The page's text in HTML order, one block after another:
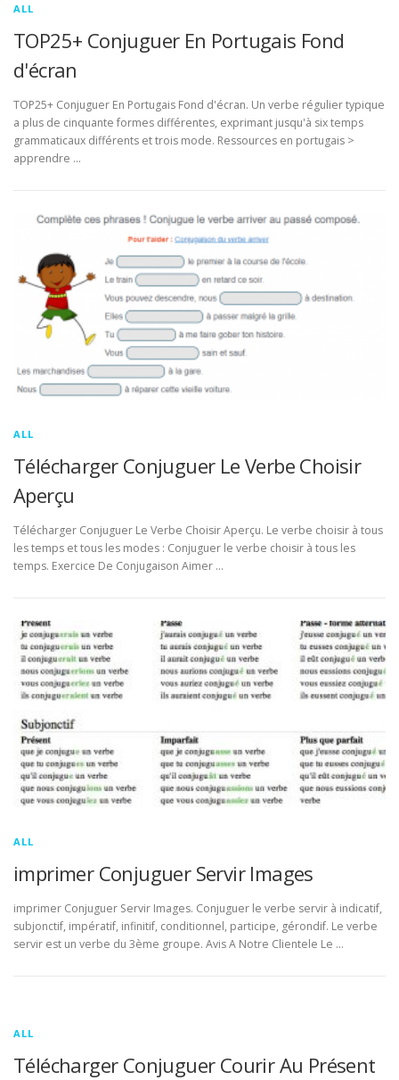
ALL
TOP25+ Conjuguer En Portugais Fond
d'écran
TOP25+ Conjuguer En Portugais Fond d'écran. Un verbe régulier typique
a plus de cinquante formes différentes, exprimant jusqu'à six temps
grammaticaux différents et trois mode. Ressources en portugais >
apprendre …
ALL
Télécharger Conjuguer Le Verbe Choisir
Aperçu
Télécharger Conjuguer Le Verbe Choisir Aperçu. Le verbe choisir à tous
les temps et tous les modes : Conjuguer le verbe choisir à tous les
temps. Exercice De Conjugaison Aimer …
ALL
imprimer Conjuguer Servir Images
imprimer Conjuguer Servir Images. Conjuguer le verbe servir à indicatif,
subjonctif, impératif, infinitif, conditionnel, participe, gérondif. Le verbe
servir est un verbe du 3ème groupe. Avis A Notre Clientele Le …
ALL
Télécharger Conjuguer Courir Au Présent